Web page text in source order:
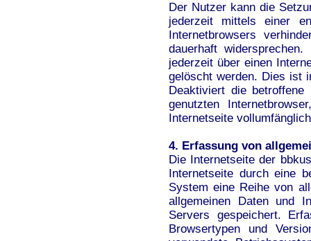
Der Nutzer kann die
jederzeit mittels einer
Internetbrowsers
dauerhaft
jederzeit über einen
gelöscht werden. Dies ist
Deaktiviert die
genutzten
Internetseite
4. Erfassung von
Die Internetseite der
Internetseite durch eine
System eine Reihe von
allgemeinen Daten und
Servers gespeichert.
Browsertypen und